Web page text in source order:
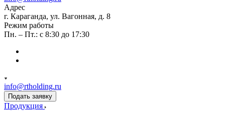
Адрес
г. Караганда, ул. Вагонная, д. 8
Режим работы
Пн. – Пт.: с 8:30 до 17:30
info@rtholding.ru
Подать заявку
Продукция